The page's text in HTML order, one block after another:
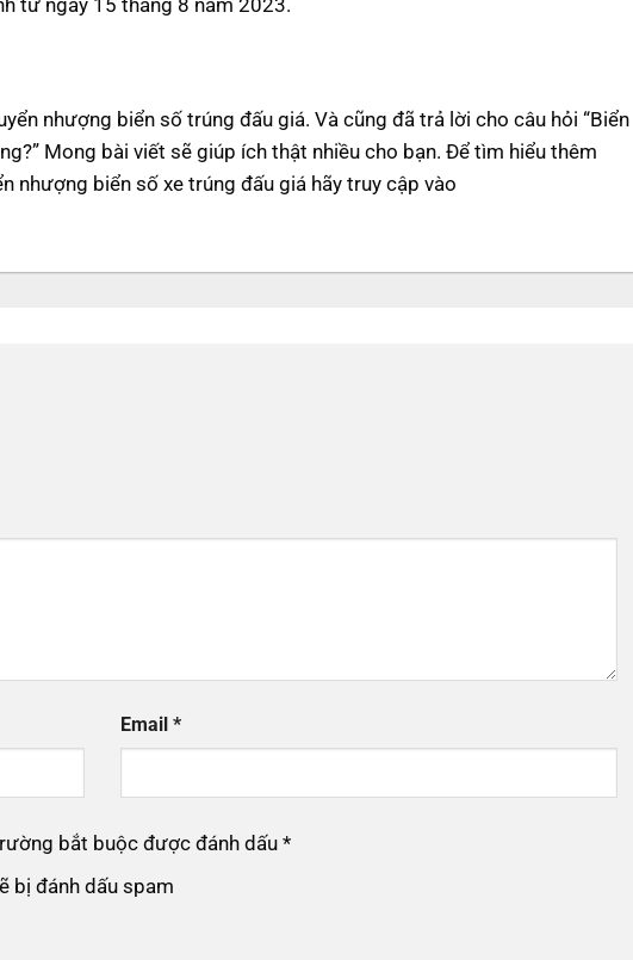
từ ngày 15 tháng 8 năm 2023.
nhượng biển số trúng đấu giá. Và cũng đã trả lời cho câu hỏi “Biển
Mong bài viết sẽ giúp ích thật nhiều cho bạn. Để tìm hiểu thêm
nhượng biển số xe trúng đấu giá hãy truy cập vào
Email *
bắt buộc được đánh dấu *
bị đánh dấu spam